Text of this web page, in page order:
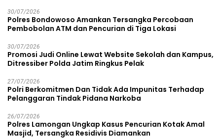
30/07/2026
Polres Bondowoso Amankan Tersangka Percobaan
Pembobolan ATM dan Pencurian di Tiga Lokasi
30/07/2026
Promosi Judi Online Lewat Website Sekolah dan Kampus,
Ditressiber Polda Jatim Ringkus Pelak
27/07/2026
Polri Berkomitmen Dan Tidak Ada Impunitas Terhadap
Pelanggaran Tindak Pidana Narkoba
26/07/2026
Polres Lamongan Ungkap Kasus Pencurian Kotak Amal
Masjid, Tersangka Residivis Diamankan